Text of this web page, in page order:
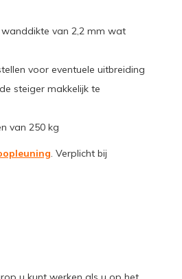
van 2,2 mm wat
voor eventuele uitbreiding
steiger makkelijk te
van 250 kg
. Verplicht bij